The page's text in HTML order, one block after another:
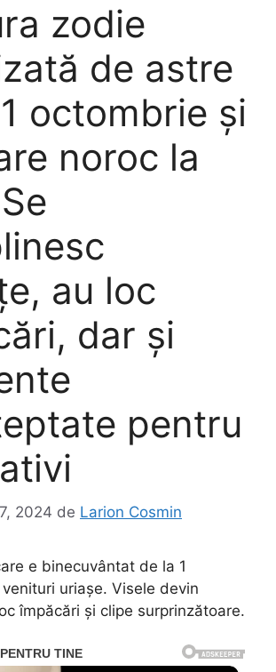
zodie
de astre
octombrie și
noroc la
au loc
dar și
pentru
2024 de Larion Cosmin
e binecuvântat de la 1
uriașe. Visele devin
împăcări și clipe surprinzătoare.